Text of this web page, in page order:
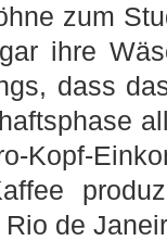
zum
ihre
dass
Kopf-
Rio de